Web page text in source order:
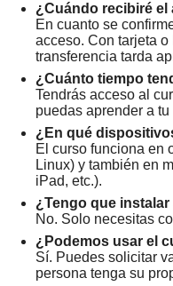
¿Cuándo recibiré el
En cuanto se
acceso. Con tarjeta
transferencia tarda
¿Cuánto tiempo
Tendrás acceso al
puedas aprender a tu
¿En qué
El curso funciona en
Linux) y también en
iPad, etc.).
¿Tengo que instalar
No. Solo necesitas
¿Podemos usar el
Sí. Puedes solicitar
persona tenga su